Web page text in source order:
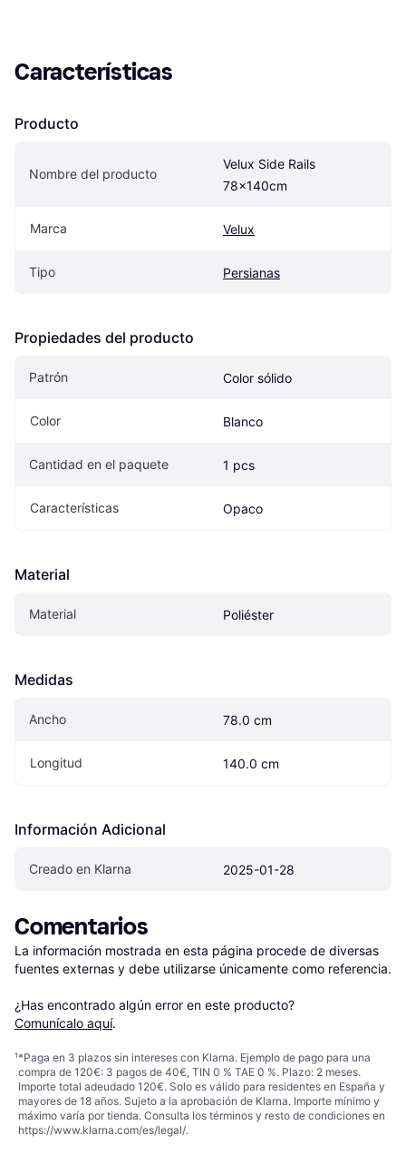
Características
Producto
Nombre del producto
Velux Side Rails
78x140cm
Marca Velux
Tipo Persianas
Propiedades del producto
Patrón Color sólido
Color Blanco
Cantidad en el paquete 1 pcs
Características Opaco
Material
Material Poliéster
Medidas
Ancho 78.0 cm
Longitud 140.0 cm
Información Adicional
Creado en Klarna 2025-01-28
Comentarios
La información mostrada en esta página procede de diversas
fuentes externas y debe utilizarse únicamente como referencia.
¿Has encontrado algún error en este producto?
Comunícalo aquí.
¹*Paga en 3 plazos sin intereses con Klarna. Ejemplo de pago para una
compra de 120€: 3 pagos de 40€, TIN 0 % TAE 0 %. Plazo: 2 meses.
Importe total adeudado 120€. Solo es válido para residentes en España y
mayores de 18 años. Sujeto a la aprobación de Klarna. Importe mínimo y
máximo varía por tienda. Consulta los términos y resto de condiciones en
https://www.klarna.com/es/legal/.